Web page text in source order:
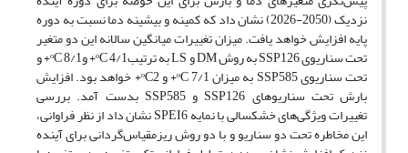
نزدیک (2050-2026) نشان داد که کمینه و بیشینه دما نسبت به دوره
پایه افزایش خواهد یافت. میزان تغییرات میانگین سالانه این دو متغیر
تحت سناریوی SSP126 به روش DM و LS به ترتیبᵒC 4/1+ وᵒC 8/1+ و
تحت سناریوی SSP585 به میزان ᵒC 7/1+ و ᵒC2+ خواهد بود. افزایش
بارش تحت سناریوهای SSP126 و SSP585 بدست آمد. بررسی
تغییرات ویژگی‌های خشکسالی با نمایه SPEI6 نشان داد از نظر فراوانی،
این مخاطره تحت دو سناریو و با دو روش ریزمقیاس‌گردانی برای آینده